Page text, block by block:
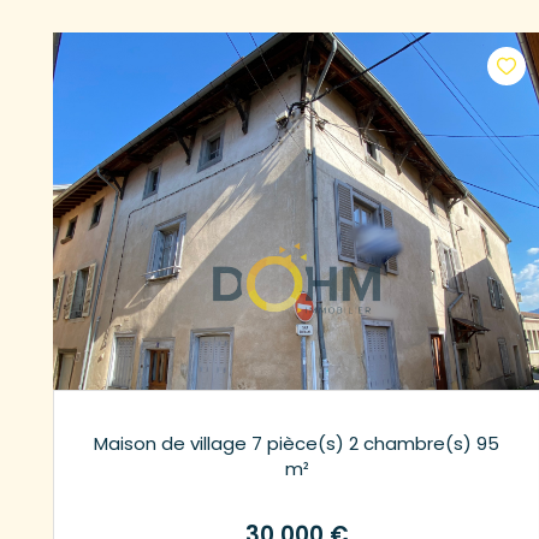
Maison de village 7 pièce(s) 2 chambre(s) 95
m²